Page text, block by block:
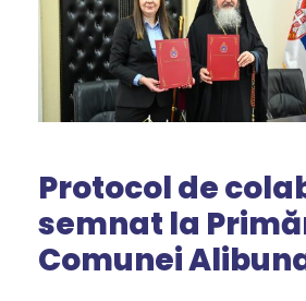
Protocol de
semnat la
Comunei